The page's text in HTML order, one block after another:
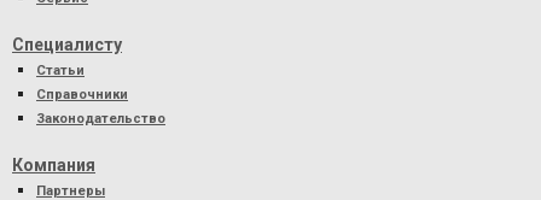
Специалисту
Статьи
Справочники
Законодательство
Компания
Партнеры